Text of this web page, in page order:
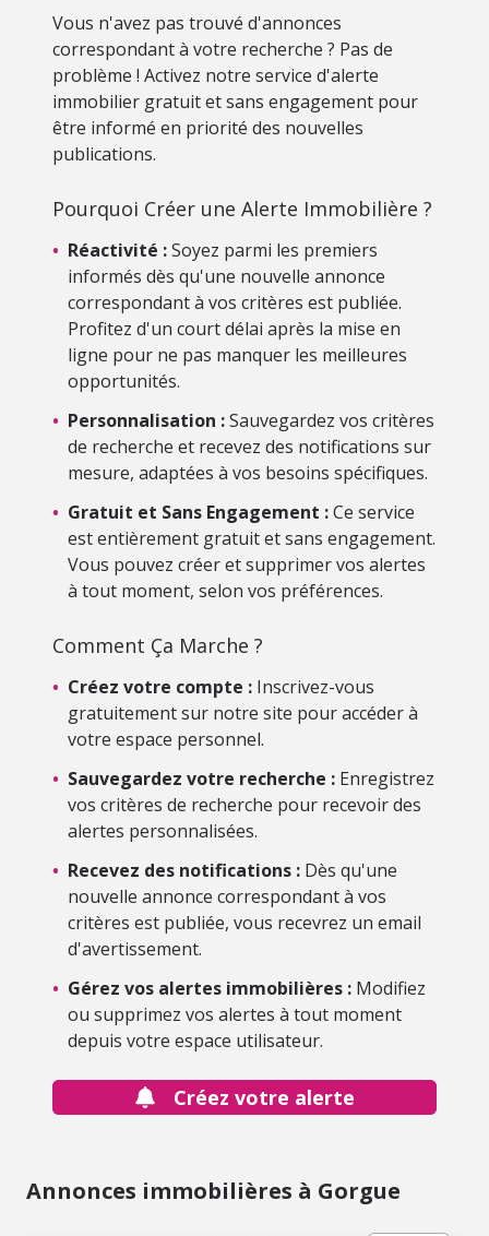
Vous n'avez pas trouvé d'annonces
correspondant à votre recherche ? Pas de
problème ! Activez notre service d'alerte
immobilier gratuit et sans engagement pour
être informé en priorité des nouvelles
publications.
Pourquoi Créer une Alerte Immobilière ?
• Réactivité :Soyez parmi les premiers
informés dès qu'une nouvelle annonce
correspondant à vos critères est publiée.
Profitez d'un court délai après la mise en
ligne pour ne pas manquer les meilleures
opportunités.
• Personnalisation :Sauvegardez vos critères
de recherche et recevez des notifications sur
mesure, adaptées à vos besoins spécifiques.
• Gratuit et Sans Engagement :Ce service
est entièrement gratuit et sans engagement.
Vous pouvez créer et supprimer vos alertes
à tout moment, selon vos préférences.
Comment Ça Marche ?
• Créez votre compte : Inscrivez-vous
gratuitement sur notre site pour accéder à
votre espace personnel.
• Sauvegardez votre recherche : Enregistrez
vos critères de recherche pour recevoir des
alertes personnalisées.
• Recevez des notifications : Dès qu'une
nouvelle annonce correspondant à vos
critères est publiée, vous recevrez un email
d'avertissement.
• Gérez vos alertes immobilières : Modifiez
ou supprimez vos alertes à tout moment
depuis votre espace utilisateur.
Créez votre alerte
Annonces immobilières à Gorgue